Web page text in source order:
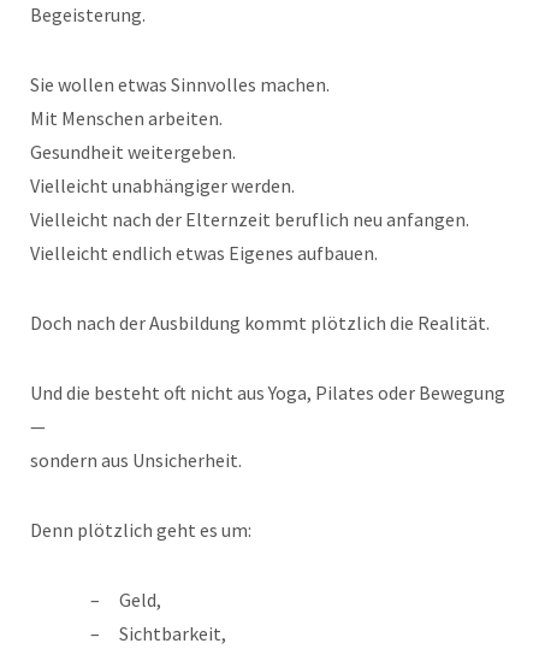
Begeisterung.
Sie wollen etwas Sinnvolles machen.
Mit Menschen arbeiten.
Gesundheit weitergeben.
Vielleicht unabhängiger werden.
Vielleicht nach der Elternzeit beruflich neu anfangen.
Vielleicht endlich etwas Eigenes aufbauen.
Doch nach der Ausbildung kommt plötzlich die Realität.
Und die besteht oft nicht aus Yoga, Pilates oder Bewegung
—
sondern aus Unsicherheit.
Denn plötzlich geht es um:
Geld,
Sichtbarkeit,